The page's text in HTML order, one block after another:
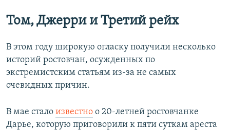
Том, Джерри и Третий рейх
В этом году широкую огласку получили несколько
историй ростовчан, осужденных по
экстремистским статьям из-за не самых
очевидных причин.
В мае стало известно о 20-летней ростовчанке
Дарье, которую приговорили к пяти суткам ареста